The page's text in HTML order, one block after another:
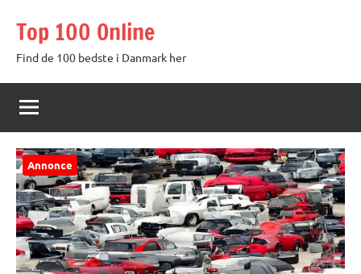
indhold
Top 100 Online
Find de 100 bedste i Danmark her
Annonce